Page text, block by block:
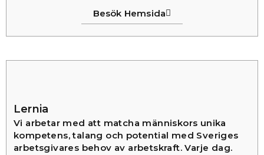
Besök Hemsida
Lernia
Vi arbetar med att matcha människors unika
kompetens, talang och potential med Sveriges
arbetsgivares behov av arbetskraft. Varje dag.